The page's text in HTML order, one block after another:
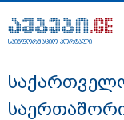
საინფორმაციო პორტალი
საინფორმაციო პორტალი